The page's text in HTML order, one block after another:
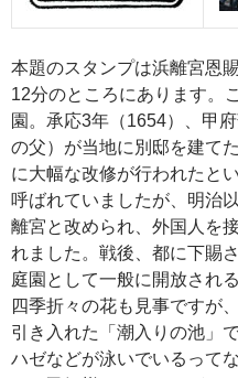
本題のスタンプは浜離宮恩
12分のところにあります。
園。承応3年（1654）、甲
の父）が当地に別邸を建て
に大幅な改修が行われたと
呼ばれていましたが、明治
離宮と改められ、外国人を
れました。戦後、都に下賜
庭園として一般に開放され
四季折々の花も見事ですが
引き入れた「潮入りの池」
ハゼなどが泳いでいるって